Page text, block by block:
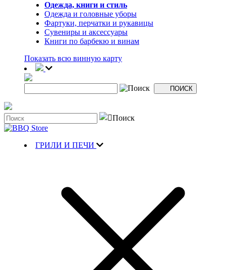
Одежда, книги и стиль
Одежда и головные уборы
Фартуки, перчатки и рукавицы
Сувениры и аксессуары
Книги по барбекю и винам
Показать всю винную карту
ГРИЛИ И ПЕЧИ